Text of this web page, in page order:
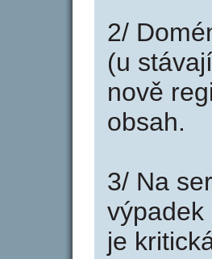
2/
(u
nově
obsah.
3/ Na
je